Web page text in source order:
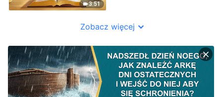
3:51
Zobacz więcej